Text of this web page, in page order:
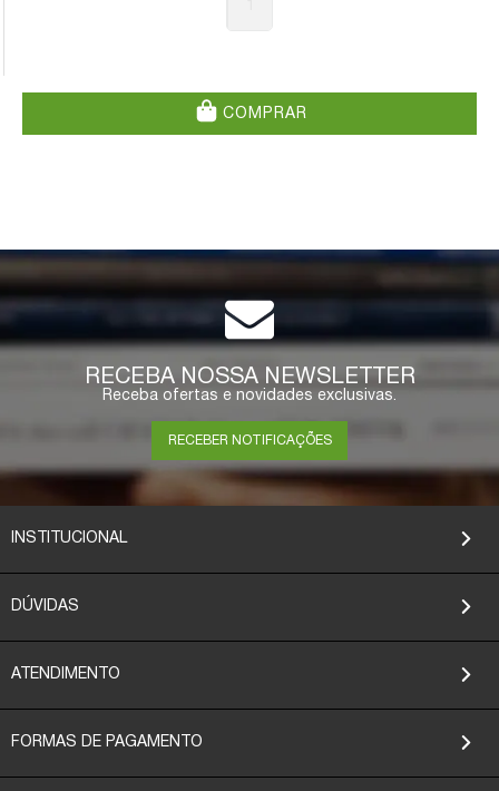
COMPRAR
RECEBA NOSSA NEWSLETTER
Receba ofertas e novidades exclusivas.
RECEBER NOTIFICAÇÕES
INSTITUCIONAL
DÚVIDAS
ATENDIMENTO
FORMAS DE PAGAMENTO